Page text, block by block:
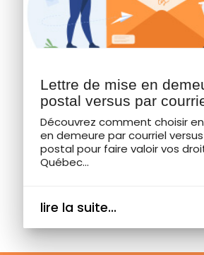
Lettre de mise en
postal versus par
Découvrez comment choisir
en demeure par courriel
postal pour faire valoir vos
Québec...
lire la suite...